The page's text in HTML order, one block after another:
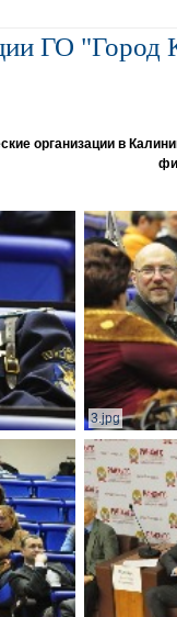
ГО "Город
организации в
3.jpg